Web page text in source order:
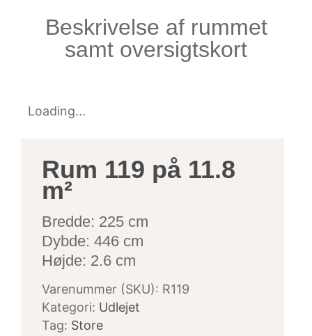
Beskrivelse af rummet
samt oversigtskort
Loading...
Rum 119 på 11.8
m²
Bredde: 225 cm
Dybde: 446 cm
Højde: 2.6 cm
Varenummer (SKU): R119
Kategori: Udlejet
Tag: Store